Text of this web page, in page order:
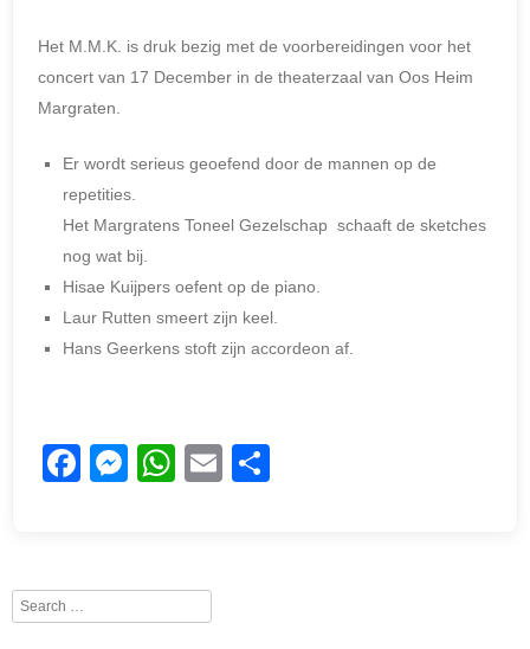
Het M.M.K. is druk bezig met de voorbereidingen voor het
concert van 17 December in de theaterzaal van Oos Heim
Margraten.
Er wordt serieus geoefend door de mannen op de
repetities.
Het Margratens Toneel Gezelschap schaaft de sketches
nog wat bij.
Hisae Kuijpers oefent op de piano.
Laur Rutten smeert zijn keel.
Hans Geerkens stoft zijn accordeon af.
F
b
M
n
W
A
E
Search